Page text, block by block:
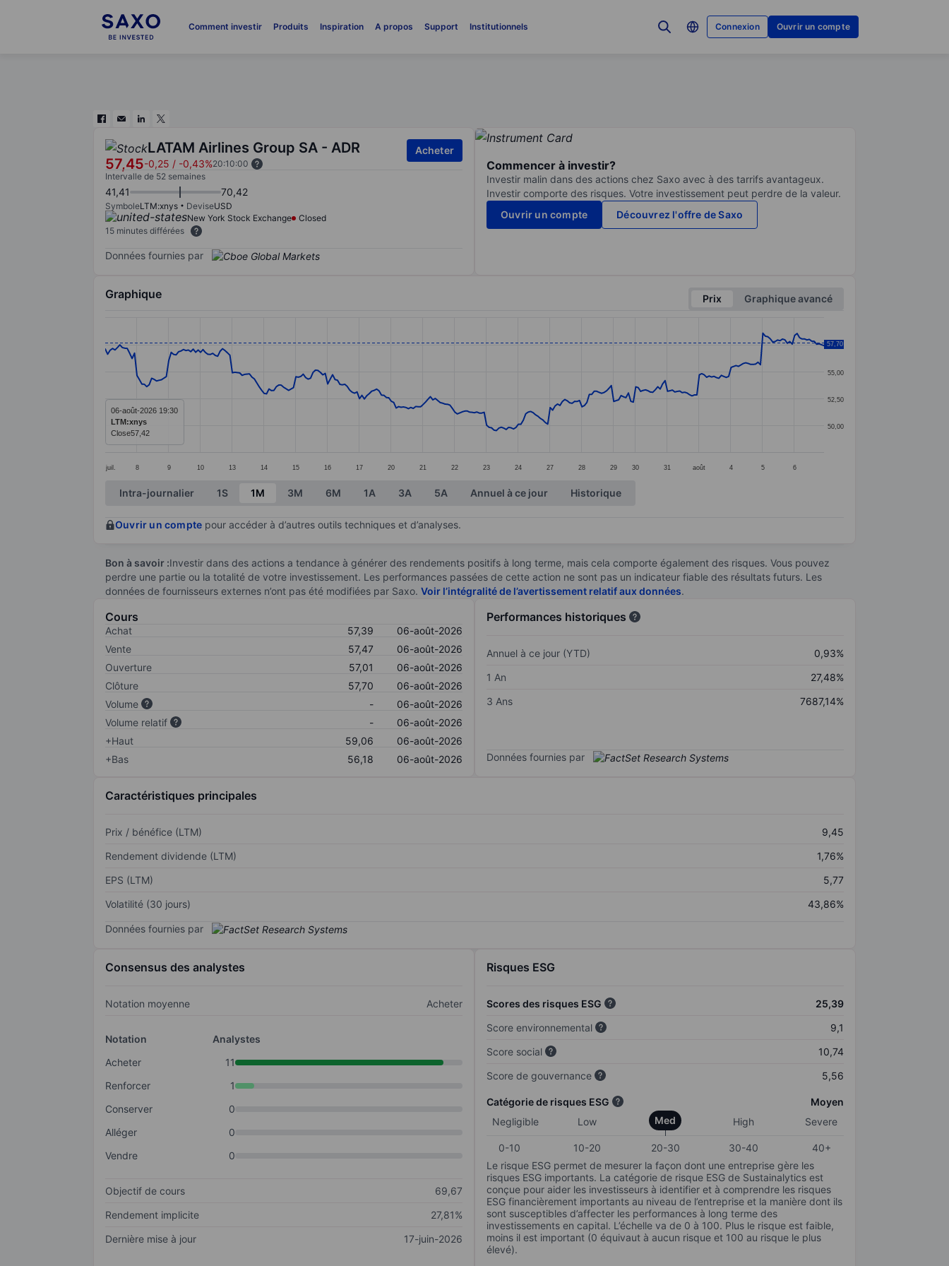
Comment investir Produits Inspiration A propos Support Institutionnels Connexion Ouvrir un compte
LATAM Airlines Group SA - ADR
57,45-0,25 / -0,43%20:10:00
Acheter
Intervalle de 52 semaines
41,41 70,42
SymboleLTM:xnys DeviseUSD
New York Stock Exchange
Closed
15 minutes différées
Données fournies par
Commencer à investir?
Investir malin dans des actions chez Saxo avec à des tarrifs avantageux.
Investir comporte des risques. Votre investissement peut perdre de la valeur.
Ouvrir un compte
Découvrez l'offre de Saxo
Graphique Prix
Graphique avancé
Line chart with 295 data points.
The chart has 1 X axis displaying categories.
The chart has 1 Y axis displaying values. Data ranges from 49.51 to 58.58.
juil. 8 9 10 13 14 15 16 17 20 21 22 23 24 27 28 29 30 31 août 4 5 6
50,00
52,50
55,00
57,50
57,70
06-août-2026 19:30
LTM:xnys
Close57,42
End of interactive chart.
Intra-journalier 1S 1M 3M 6M 1A 3A 5A Annuel à ce jour Historique
Ouvrir un compte pour accéder à d’autres outils techniques et d’analyses.
Bon à savoir :Investir dans des actions a tendance à générer des rendements positifs à long terme, mais cela comporte également des risques. Vous pouvez
perdre une partie ou la totalité de votre investissement. Les performances passées de cette action ne sont pas un indicateur fiable des résultats futurs. Les
données de fournisseurs externes n’ont pas été modifiées par Saxo. Voir l’intégralité de l’avertissement relatif aux données.
Cours
Achat 57,39
06-août-2026
Vente
57,47
06-août-2026
Ouverture
57,01
06-août-2026
Clôture
57,70
06-août-2026
Volume
-
06-août-2026
Volume relatif
-
06-août-2026
+Haut
59,06
06-août-2026
+Bas
56,18 06-août-2026
Performances historiques
Annuel à ce jour (YTD)
0,93%
1 An
27,48%
3 Ans
7687,14%
Données fournies par
Caractéristiques principales
Prix / bénéfice (LTM)
9,45
Rendement dividende (LTM)
1,76%
EPS (LTM)
5,77
Volatilité (30 jours)
43,86%
Données fournies par
Consensus des analystes
Notation moyenne Acheter
Notation
Analystes
Acheter
11
Renforcer
1
Conserver
0
Alléger
0
Vendre
0
Objectif de cours
69,67
Rendement implicite
27,81%
Dernière mise à jour
17-juin-2026
Risques ESG
Scores des risques ESG
25,39
Score environnemental
9,1
Score social
10,74
Score de gouvernance
5,56
Catégorie de risques ESG
Moyen
Negligible
Low Med High Severe
0-10 10-20 20-30 30-40
40+
Le risque ESG permet de mesurer la façon dont une entreprise gère les
risques ESG importants. La catégorie de risque ESG de Sustainalytics est
conçue pour aider les investisseurs à identifier et à comprendre les risques
ESG financièrement importants au niveau de l’entreprise et la manière dont ils
sont susceptibles d’affecter les performances à long terme des
investissements en capital. L’échelle va de 0 à 100. Plus le risque est faible,
moins il est important (0 équivaut à aucun risque et 100 au risque le plus
élevé).